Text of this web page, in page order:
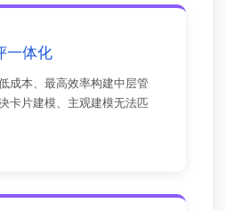
一体化
成本、最高效率构建中层管
卡片建模、主观建模无法匹